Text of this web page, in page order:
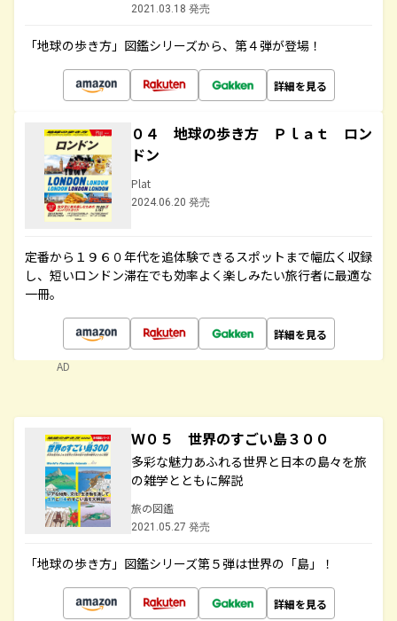
2021.03.18 発売
「地球の歩き方」図鑑シリーズから、第４弾が登場！
詳細を見る
０４ 地球の歩き方 Ｐｌａｔ ロン
ドン
Plat
2024.06.20 発売
定番から１９６０年代を追体験できるスポットまで幅広く収録
し、短いロンドン滞在でも効率よく楽しみたい旅行者に最適な
一冊。
詳細を見る
AD
Ｗ０５ 世界のすごい島３００
多彩な魅力あふれる世界と日本の島々を旅
の雑学とともに解説
旅の図鑑
2021.05.27 発売
「地球の歩き方」図鑑シリーズ第５弾は世界の「島」！
詳細を見る